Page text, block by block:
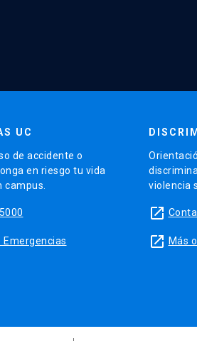
UC
de accidente o
en riesgo tu vida
campus.
Emergencias
violencia
launch
launch Más